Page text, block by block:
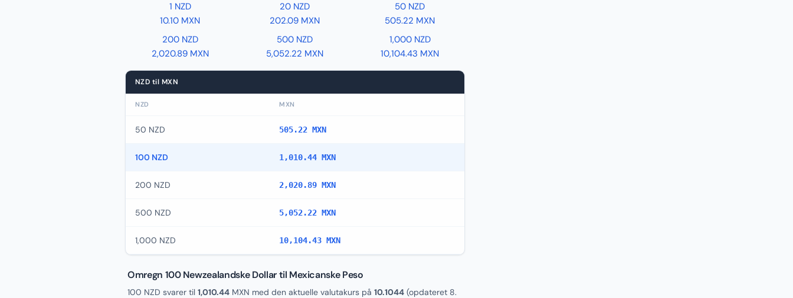
1 NZD
10.10 MXN
20 NZD
202.09 MXN
50 NZD
505.22 MXN
200 NZD
2,020.89 MXN
500 NZD
5,052.22 MXN
1,000 NZD
10,104.43 MXN
NZD til MXN
NZD MXN
50 NZD 505.22 MXN
100 NZD 1,010.44 MXN
200 NZD 2,020.89 MXN
500 NZD 5,052.22 MXN
1,000 NZD 10,104.43 MXN
Omregn 100 Newzealandske Dollar til Mexicanske Peso
100 NZD svarer til 1,010.44 MXN med den aktuelle valutakurs på 10.1044 (opdateret 8.